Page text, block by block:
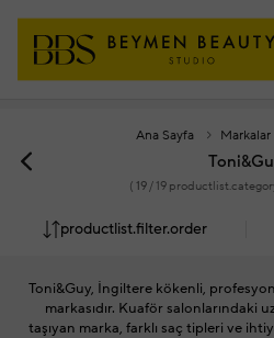
Ana Sayfa Markalar
( 19/ 19
productlist.filter.order
Toni&Guy, İngiltere kökenli,
markasıdır. Kuaför salonlarındaki
taşıyan marka, farklı saç tipleri ve